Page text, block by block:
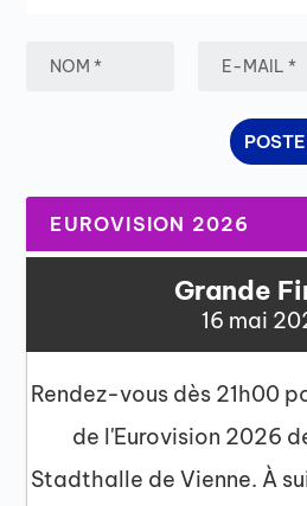
EUROVISION 2026
Grande
16 mai
Rendez-vous dès 21h00
de l'Eurovision 2026
Stadthalle de Vienne. À